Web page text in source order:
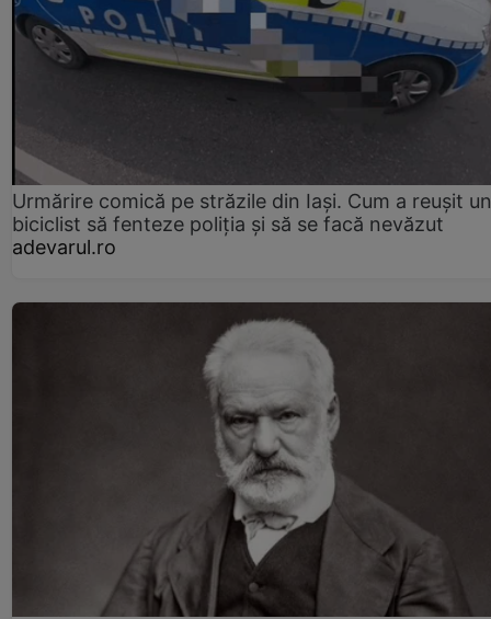
Urmărire comică pe străzile din Iași. Cum a reușit un
biciclist să fenteze poliția și să se facă nevăzut
adevarul.ro